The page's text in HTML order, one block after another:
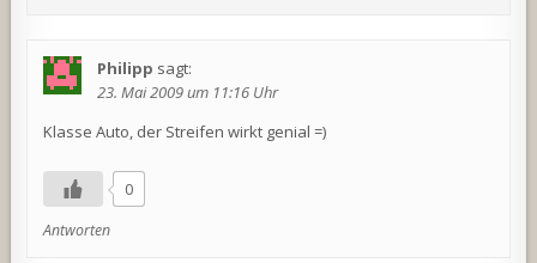
Philipp sagt:
23. Mai 2009 um 11:16 Uhr
Klasse Auto, der Streifen wirkt genial =)
0
Antworten